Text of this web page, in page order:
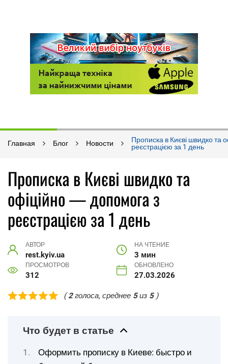
Главная Блог Новости
Прописка в Києві швидко та
реєстрацією за 1 день
Прописка в Києві швидко та
офіційно — допомога з
реєстрацією за 1 день
АВТОР
rest.kyiv.ua
НА ЧТЕНИЕ
3 мин
ПРОСМОТРОВ
312
ОБНОВЛЕНО
27.03.2026
(2голоса, среднее 5из 5)
Что будет в статье
Оформить прописку в Киеве: быстро и